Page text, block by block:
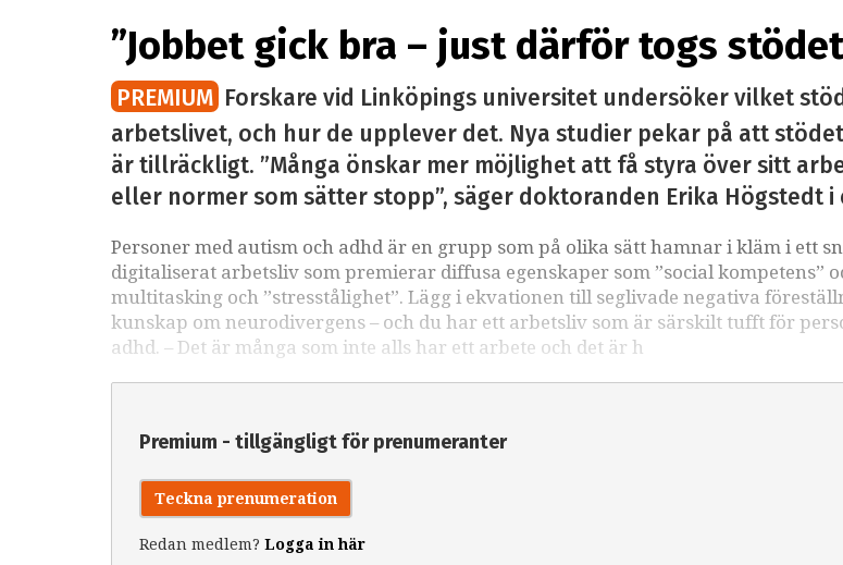
”Jobbet gick bra – just därför togs
PREMIUM Forskare vid Linköpings universitet undersöker vilket
arbetslivet, och hur de upplever det. Nya studier pekar på att
är tillräckligt. ”Många önskar mer möjlighet att få styra över sitt
eller normer som sätter stopp”, säger doktoranden Erika Högstedt i
Personer med autism och adhd är en grupp som på olika sätt hamnar i kläm i ett
digitaliserat arbetsliv som premierar diffusa egenskaper som ”social kompetens”
multitasking och ”stresstålighet”. Lägg i ekvationen till seglivade negativa
kunskap om neurodivergens – och du har ett arbetsliv som är särskilt tufft för
adhd. – Det är många som inte alls har ett arbete och det är h
Premium - tillgängligt för prenumeranter
Teckna prenumeration
Redan medlem? Logga in här